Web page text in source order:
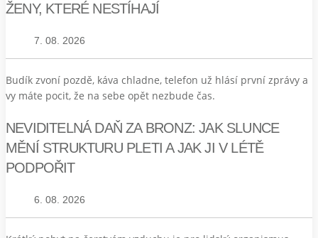
ŽENY, KTERÉ NESTÍHAJÍ
7. 08. 2026
Budík zvoní pozdě, káva chladne, telefon už hlásí první zprávy a
vy máte pocit, že na sebe opět nezbude čas.
NEVIDITELNÁ DAŇ ZA BRONZ: JAK SLUNCE
MĚNÍ STRUKTURU PLETI A JAK JI V LÉTĚ
PODPOŘIT
6. 08. 2026